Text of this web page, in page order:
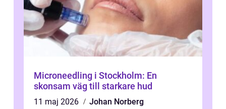
Microneedling i Stockholm: En
skonsam väg till starkare hud
11 maj 2026
Johan Norberg